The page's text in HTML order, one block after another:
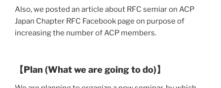
Also, we posted an article about RFC semiar on ACP
Japan Chapter RFC Facebook page on purpose of
increasing the number of ACP members.
【Plan (What we are going to do)】